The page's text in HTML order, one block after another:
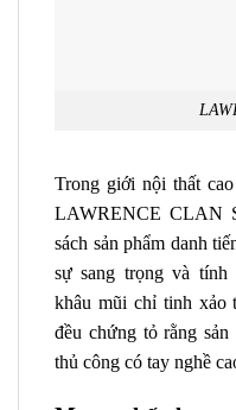
Trong giới nội thất
LAWRENCE CLAN
sách sản phẩm danh
sự sang trọng và
khâu mũi chỉ tinh xảo
đều chứng tỏ rằng
thủ công có tay nghề